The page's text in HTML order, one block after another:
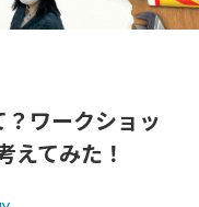
ワークショッ
えてみた！